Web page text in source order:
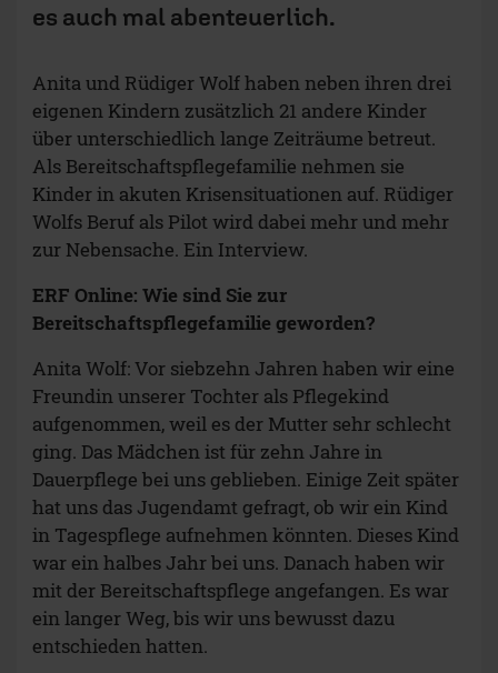
es auch mal abenteuerlich.
Anita und Rüdiger Wolf haben neben ihren drei
eigenen Kindern zusätzlich 21 andere Kinder
über unterschiedlich lange Zeiträume betreut.
Als Bereitschaftspflegefamilie nehmen sie
Kinder in akuten Krisensituationen auf. Rüdiger
Wolfs Beruf als Pilot wird dabei mehr und mehr
zur Nebensache. Ein Interview.
ERF Online: Wie sind Sie zur
Bereitschaftspflegefamilie geworden?
Anita Wolf: Vor siebzehn Jahren haben wir eine
Freundin unserer Tochter als Pflegekind
aufgenommen, weil es der Mutter sehr schlecht
ging. Das Mädchen ist für zehn Jahre in
Dauerpflege bei uns geblieben. Einige Zeit später
hat uns das Jugendamt gefragt, ob wir ein Kind
in Tagespflege aufnehmen könnten. Dieses Kind
war ein halbes Jahr bei uns. Danach haben wir
mit der Bereitschaftspflege angefangen. Es war
ein langer Weg, bis wir uns bewusst dazu
entschieden hatten.